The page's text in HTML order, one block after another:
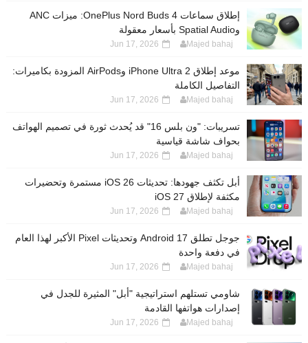
إطلاق سماعات OnePlus Nord Buds 4: ميزات ANC
وSpatial Audio بأسعار معقولة
Majed bahaj
Jun 17, 2026
موعد إطلاق iPhone Ultra 2 وAirPods المزودة بكاميرات:
التفاصيل الكاملة
Majed bahaj
Jun 17, 2026
تسريبات: "ون بلس 16" قد يُحدث ثورة في تصميم الهواتف
بحواف شاشة قياسية
Majed bahaj
Jun 17, 2026
أبل تكثف جهودها: تحديثات iOS 26 مستمرة وتحضيرات
مكثفة لإطلاق iOS 27
Majed bahaj
Jun 17, 2026
جوجل تطلق Android 17 وتحديثات Pixel الأكبر لهذا العام
في دفعة واحدة
Majed bahaj
Jun 17, 2026
شاومي تستلهم استراتيجية "أبل" المثيرة للجدل في
إصدارات هواتفها القادمة
Majed bahaj
Jun 17, 2026